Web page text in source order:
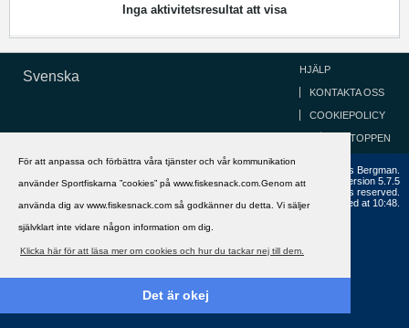
För att anpassa och förbättra våra tjänster och vår kommunikation
använder Sportfiskarna ”cookies” på www.fiskesnack.com.Genom att
använda dig av www.fiskesnack.com så godkänner du detta. Vi säljer
självklart inte vidare någon information om dig.
Klicka här för att läsa mer om cookies och hur du tackar nej till dem.
Det är okej
Inga aktivitetsresultat att visa
Svenska HJÄLP
KONTAKTA OSS
COOKIEPOLICY
GÅ TILL TOPPEN
Copyright ©2002 - 2021, FiskeSnack.com. Grundad 2002 av Anders Bergman.
Powered byvBulletin®
Version 5.7.5
Copyright © 2026 MH Sub I, LLC dba vBulletin. All rights reserved.
All times are GMT+1. This page was generated at 10:48.